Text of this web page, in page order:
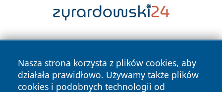
Nasza strona korzysta z plików cookies, aby
działała prawidłowo. Używamy także plików
cookies i podobnych technologii od